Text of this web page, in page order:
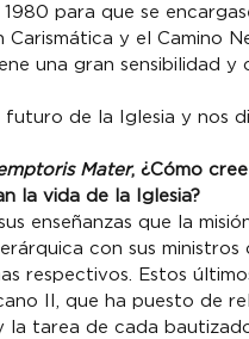
para que se
y el Camino
una gran sensibilidad y
de la Iglesia y nos
Mater, ¿Cómo
la vida de la Iglesia?
enseñanzas que la
con sus ministros
respectivos. Estos
II, que ha puesto de
la tarea de cada